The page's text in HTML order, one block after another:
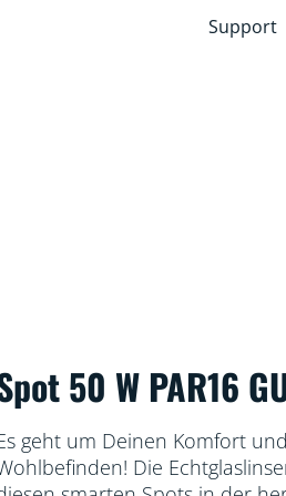
Support
50 W PAR16
geht um Deinen Komfort
Die